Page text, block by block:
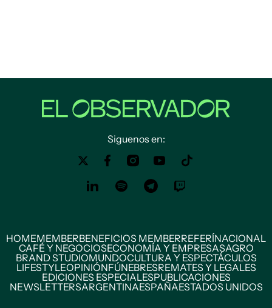
Siguenos en:
HOMEMEMBERBENEFICIOS MEMBERREFERÍNACIONAL
CAFÉ Y NEGOCIOSECONOMÍA Y EMPRESASAGRO
BRAND STUDIOMUNDOCULTURA Y ESPECTÁCULOS
LIFESTYLEOPINIÓNFÚNEBRESREMATES Y LEGALES
EDICIONES ESPECIALESPUBLICACIONES
NEWSLETTERSARGENTINAESPAÑAESTADOS UNIDOS